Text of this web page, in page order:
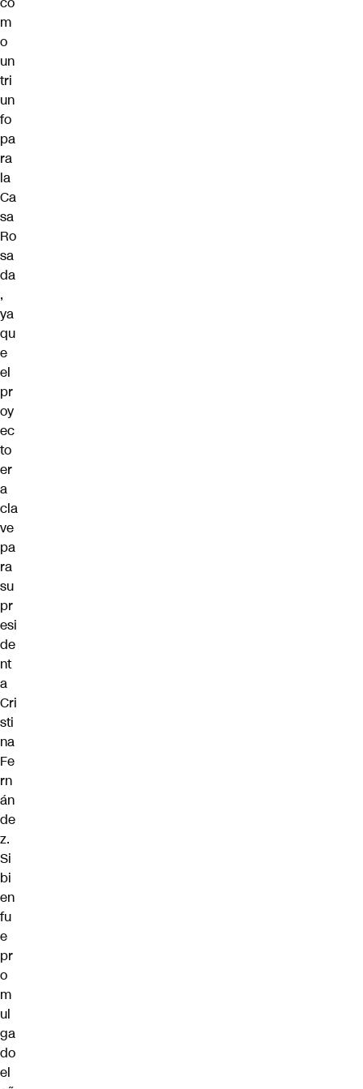
m
o
un
tri
un
fo
pa
ra
la
Ca
sa
Ro
sa
da
,
ya
qu
e
el
pr
oy
ec
to
er
a
cla
ve
pa
ra
su
pr
esi
de
nt
a
Cri
sti
na
Fe
rn
án
de
z.
Si
bi
en
fu
e
pr
o
m
ul
ga
do
el